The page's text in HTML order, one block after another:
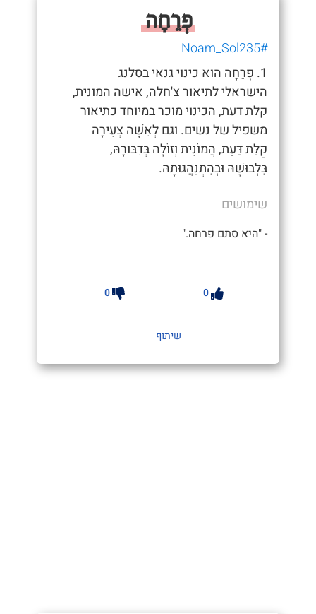
פְרֵחָה
#Noam_Sol235
1. פְרֵחָה הוא כינוי גנאי בסלנג
הישראלי לתיאור צ'חלה, אישה המונית,
קלת דעת, הכינוי מוכר במיוחד כתיאור
משפיל של נשים. וגם לְאִשָּׁה צְעִירָה
קַלַּת דַּעַת, הֲמוֹנִית וְזוֹלָה בְּדִבּוּרָהּ,
בִּלְבוּשָׁהּ וּבְהִתְנַהֲגוּתָהּ.
שימושים
- "היא סתם פרחה."
0
0
שיתוף